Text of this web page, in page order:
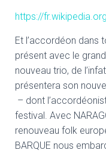
https://
Et l’accordéon dans
présent avec le
nouveau trio, de
présentera son
– dont
festival. Avec
renouveau folk
BARQUE nous